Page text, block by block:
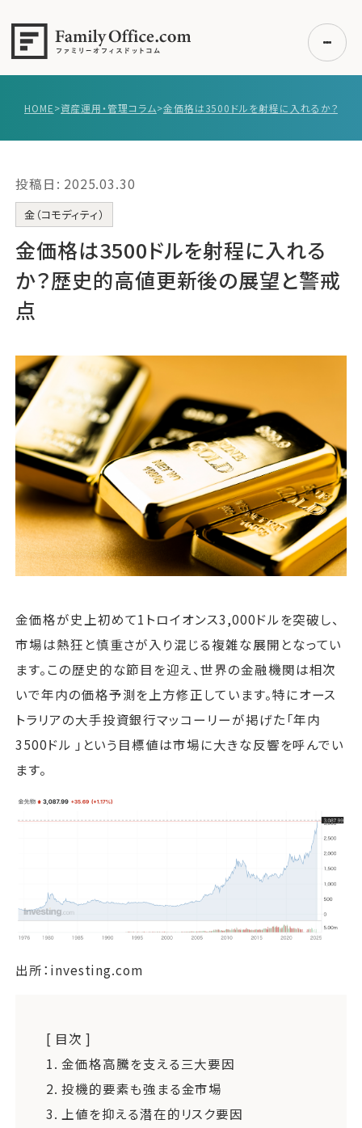
事例紹介
エキスパート一覧
無料講座
コラム
運営会社
ファミリーオフィスとは
関連書籍
メールマガジン登録
よくある質問
HOME>資産運用・管理コラム>
投稿日: 2025.03.30
金（コモディティ）
金価格は3500ドルを射程に入れる
か？歴史的高値更新後の展望と警戒
点
金価格が史上初めて1トロイオンス3,000ドルを突破し、
市場は熱狂と慎重さが入り混じる複雑な展開となってい
ます。この歴史的な節目を迎え、世界の金融機関は相次
いで年内の価格予測を上方修正しています。特にオース
トラリアの大手投資銀行マッコーリーが掲げた「年内
3500ドル 」という目標値は市場に大きな反響を呼んでい
ます。
出所：investing.com
[ 目次 ]
1. 金価格高騰を支える三大要因
2. 投機的要素も強まる金市場
3. 上値を抑える潜在的リスク要因